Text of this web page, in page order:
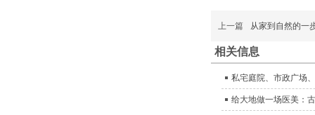
上一篇 从家到自然的一
相关信息
给大地做一场医美：